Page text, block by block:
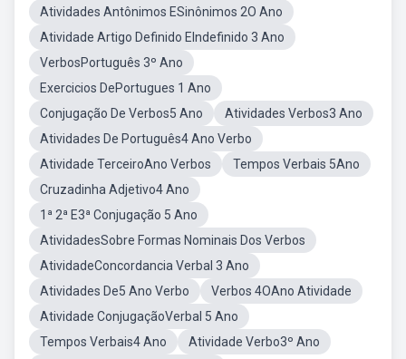
Atividades Antônimos ESinônimos 2O Ano
Atividade Artigo Definido EIndefinido 3 Ano
VerbosPortuguês 3º Ano
Exercicios DePortugues 1 Ano
Conjugação De Verbos5 Ano
Atividades Verbos3 Ano
Atividades De Português4 Ano Verbo
Atividade TerceiroAno Verbos
Tempos Verbais 5Ano
Cruzadinha Adjetivo4 Ano
1ª 2ª E3ª Conjugação 5 Ano
AtividadesSobre Formas Nominais Dos Verbos
AtividadeConcordancia Verbal 3 Ano
Atividades De5 Ano Verbo
Verbos 4OAno Atividade
Atividade ConjugaçãoVerbal 5 Ano
Tempos Verbais4 Ano
Atividade Verbo3º Ano